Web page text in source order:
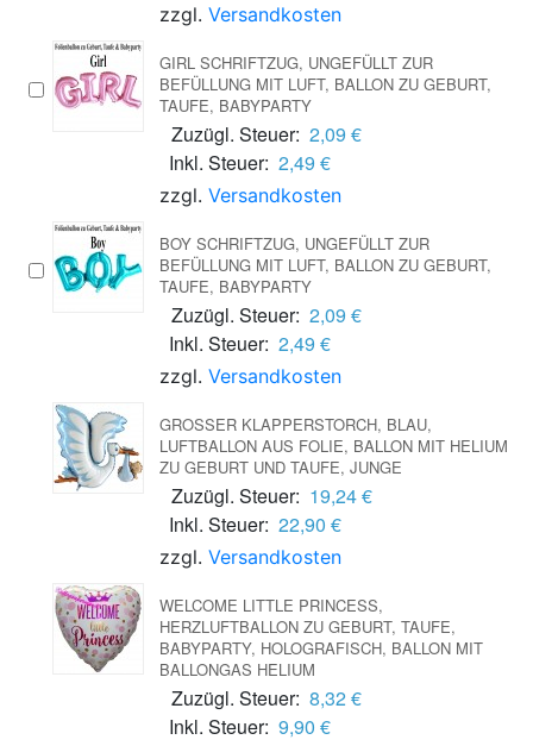
zzgl. Versandkosten
GIRL SCHRIFTZUG, UNGEFÜLLT ZUR
BEFÜLLUNG MIT LUFT, BALLON ZU GEBURT,
TAUFE, BABYPARTY
Zuzügl. Steuer: 2,09 €
Inkl. Steuer: 2,49 €
zzgl. Versandkosten
BOY SCHRIFTZUG, UNGEFÜLLT ZUR
BEFÜLLUNG MIT LUFT, BALLON ZU GEBURT,
TAUFE, BABYPARTY
Zuzügl. Steuer: 2,09 €
Inkl. Steuer: 2,49 €
zzgl. Versandkosten
GROSSER KLAPPERSTORCH, BLAU, L
UFTBALLON AUS FOLIE, BALLON MIT HELIUM Z
U GEBURT UND TAUFE, JUNGE
Zuzügl. Steuer: 19,24 €
Inkl. Steuer: 22,90 €
zzgl. Versandkosten
WELCOME LITTLE PRINCESS,
HERZLUFTBALLON ZU GEBURT, TAUFE,
BABYPARTY, HOLOGRAFISCH, BALLON MIT
BALLONGAS HELIUM
Zuzügl. Steuer: 8,32 €
Inkl. Steuer: 9,90 €